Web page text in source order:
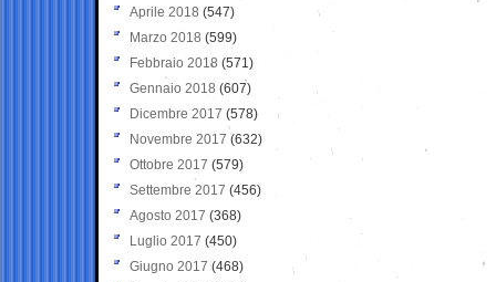
Aprile 2018 (547)
Marzo 2018 (599)
Febbraio 2018 (571)
Gennaio 2018 (607)
Dicembre 2017 (578)
Novembre 2017 (632)
Ottobre 2017 (579)
Settembre 2017 (456)
Agosto 2017 (368)
Luglio 2017 (450)
Giugno 2017 (468)